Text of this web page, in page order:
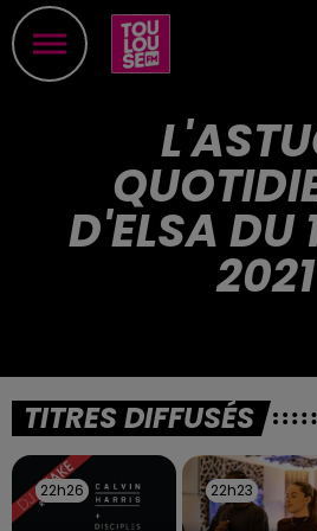
D'ELSA
2021
TITRES DIFFUSÉS
22h26
22h26 22h23
22h23